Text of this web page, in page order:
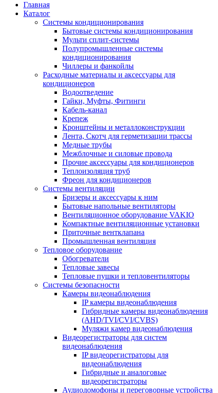
Главная
Каталог
Системы кондиционирования
Бытовые системы кондиционирования
Мульти сплит-системы
Полупромышленные системы
кондиционирования
Чиллеры и фанкойлы
Расходные материалы и аксессуары для
кондиционеров
Водоотведение
Гайки, Муфты, Фитинги
Кабель-канал
Крепеж
Кронштейны и металлоконструкции
Лента, Скотч для герметизации трассы
Медные трубы
Межблочные и силовые провода
Прочие аксессуары для кондиционеров
Теплоизоляция труб
Фреон для кондиционеров
Системы вентиляции
Бризеры и аксессуары к ним
Бытовые напольные вентиляторы
Вентиляционное оборудование VAKIO
Компактные вентиляционные установки
Приточные вентклапана
Промышленная вентиляция
Тепловое оборудование
Обогреватели
Тепловые завесы
Тепловые пушки и тепловентиляторы
Системы безопасности
Камеры видеонаблюдения
IP камеры видеонаблюдения
Гибридные камеры видеонаблюдения
(AHD/TVI/CVI/CVBS)
Муляжи камер видеонаблюдения
Видеорегистраторы для систем
видеонаблюдения
IP видеорегистраторы для
видеонаблюдения
Гибридные и аналоговые
видеорегистраторы
Аудиодомофоны и переговорные устройства